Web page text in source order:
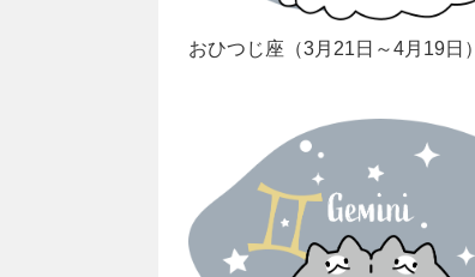
おひつじ座（3月21日～4月19日）